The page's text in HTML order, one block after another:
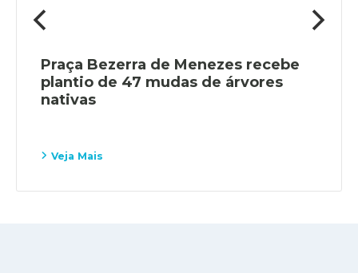
Praça Bezerra de Menezes recebe
plantio de 47 mudas de árvores
nativas
Veja Mais